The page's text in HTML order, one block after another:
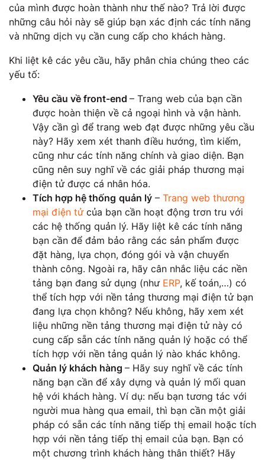
của mình được hoàn thành như thế nào? Trả lời được
những câu hỏi này sẽ giúp bạn xác định các tính năng
và những dịch vụ cần cung cấp cho khách hàng.
Khi liệt kê các yêu cầu, hãy phân chia chúng theo các
yếu tố:
Yêu cầu về front-end – Trang web của bạn cần
được hoàn thiện về cả ngoại hình và vận hành.
Vậy cần gì để trang web đạt được những yêu cầu
này? Hãy xem xét thanh điều hướng, tìm kiếm,
cũng như các tính năng chính và giao diện. Bạn
cũng nên suy nghĩ về các giải pháp thương mại
điện tử được cá nhân hóa.
Tích hợp hệ thống quản lý – Trang web thương
mại điện tửcủa bạn cần hoạt động trơn tru với
các hệ thống quản lý. Hãy liệt kê các tính năng
bạn cần để đảm bảo rằng các sản phẩm được
đặt hàng, lựa chọn, đóng gói và vận chuyển
thành công. Ngoài ra, hãy cân nhắc liệu các nền
tảng bạn đang sử dụng (như ERP, kế toán,…) có
thể tích hợp với nền tảng thương mại điện tử bạn
đang lựa chọn không? Nếu không, hãy xem xét
liệu những nền tảng thương mại điện tử này có
cung cấp sẵn các tính năng quản lý hoặc có thể
tích hợp với nền tảng quản lý nào khác không.
Quản lý khách hàng – Hãy suy nghĩ về các tính
năng bạn cần để xây dựng và quản lý mối quan
hệ với khách hàng. Ví dụ: nếu bạn tương tác với
người mua hàng qua email, thì bạn cần một giải
pháp có sẵn các tính năng tiếp thị email hoặc tích
hợp với nền tảng tiếp thị email của bạn. Bạn có
một chương trình khách hàng thân thiết? Hãy